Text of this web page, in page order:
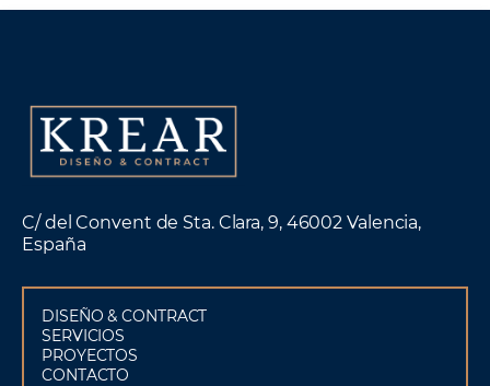
C/ del Convent de Sta. Clara, 9, 46002 Valencia,
España
DISEÑO & CONTRACT
SERVICIOS
PROYECTOS
CONTACTO